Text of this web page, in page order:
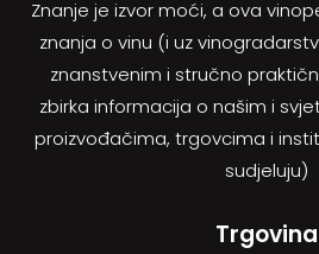
Znanje je izvor moći, a ova
znanja o vinu (i uz
znanstvenim i stručno
zbirka informacija o našim i
proizvođačima, trgovcima i
sudjeluju)
Trgovina